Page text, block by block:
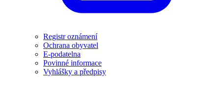
Registr oznámení
Ochrana obyvatel
E-podatelna
Povinné informace
Vyhlášky a předpisy